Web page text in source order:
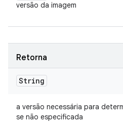
versão da imagem
Retorna
String
a versão necessária para
se não especificada